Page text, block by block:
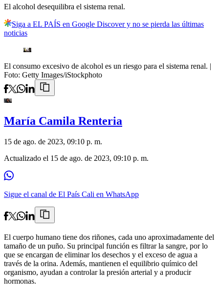
El alcohol desequilibra el sistema renal.
Siga a EL PAÍS en Google Discover y no se pierda las últimas
noticias
El consumo excesivo de alcohol es un riesgo para el sistema renal. |
Foto: Getty Images/iStockphoto
María Camila Renteria
15 de ago. de 2023, 09:10 p. m.
Actualizado el 15 de ago. de 2023, 09:10 p. m.
Sigue el canal de El País Cali en WhatsApp
El cuerpo humano tiene dos riñones, cada uno aproximadamente del
tamaño de un puño. Su principal función es filtrar la sangre, por lo
que se encargan de eliminar los desechos y el exceso de agua a
través de la orina. Además, mantienen el equilibrio químico del
organismo, ayudan a controlar la presión arterial y a producir
hormonas.